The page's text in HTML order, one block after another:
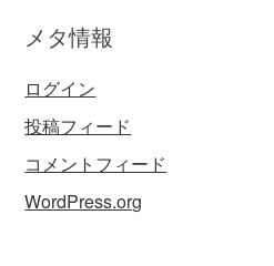
メタ情報
ログイン
投稿フィード
コメントフィード
WordPress.org